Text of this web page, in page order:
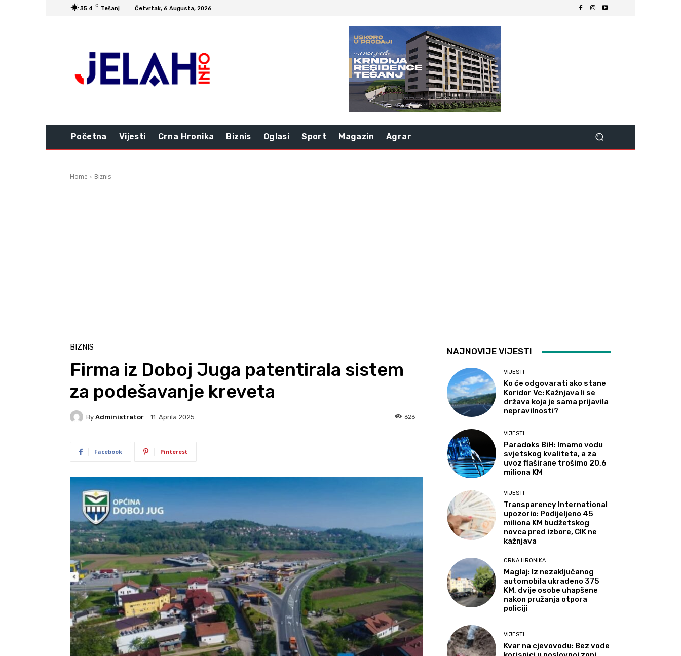
35.4 C Tešanj Četvrtak, 6 Augusta, 2026
Početna Vijesti Crna Hronika Biznis Oglasi Sport Magazin Agrar
Home Biznis
BIZNIS
Firma iz Doboj Juga patentirala sistem
za podešavanje kreveta
By Administrator 11. Aprila 2025. 626
Facebook Pinterest
NAJNOVIJE VIJESTI
VIJESTI
Ko će odgovarati ako stane
Koridor Vc: Kažnjava li se
država koja je sama prijavila
nepravilnosti?
VIJESTI
Paradoks BiH: Imamo vodu
svjetskog kvaliteta, a za
uvoz flaširane trošimo 20,6
miliona KM
VIJESTI
Transparency International
upozorio: Podijeljeno 45
miliona KM budžetskog
novca pred izbore, CIK ne
kažnjava
CRNA HRONIKA
Maglaj: Iz nezaključanog
automobila ukradeno 375
KM, dvije osobe uhapšene
nakon pružanja otpora
policiji
VIJESTI
Kvar na cjevovodu: Bez vode